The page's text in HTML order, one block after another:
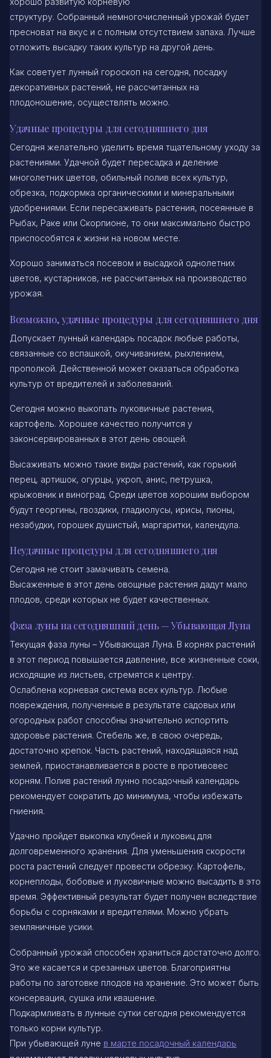
структуру. Собранный немногочисленный урожай будет
пресноват на вкус и с полным отсутствием запаха. Лучше
отложить высадку таких культур на другой день.
Как советует лунный гороскоп на сегодня, посадку
декоративных растений, не рассчитанных на
плодоношение, осуществлять можно.
Удачные процедуры для сегодняшнего дня
Сегодня желательно уделить время тщательному уходу за
растениями. Удачной будет пересадка и деление
многолетних цветов, обильный полив всех культур,
обрезка, подкормка органическими и минеральными
удобрениями. Если пересаживать растения, посеянные в
Рыбах, Раке или Скорпионе, то они максимально быстро
приспособятся к жизни на новом месте.
Хорошо заниматься посевом и высадкой однолетних
цветов, кустарников, не рассчитанных на производство
урожая.
Возможно, удачные процедуры для сегодняшнего дня
Допускает лунный календарь посадок любые работы,
связанные со вспашкой, окучиванием, рыхлением,
прополкой. Действенной может оказаться обработка
культур от вредителей и заболеваний.
Сегодня можно выкопать луковичные растения,
картофель. Хорошее качество получится у
законсервированных в этот день овощей.
Высаживать можно такие виды растений, как горький
перец, артишок, огурцы, укроп, анис, петрушка,
крыжовник и виноград. Среди цветов хорошим выбором
будут георгины, гвоздики, гладиолусы, ирисы, пионы,
незабудки, горошек душистый, маргаритки, календула.
Неудачные процедуры для сегодняшнего дня
Сегодня не стоит замачивать семена.
Высаженные в этот день овощные растения дадут мало
плодов, среди которых не будет качественных.
Фаза луны на сегодняшний день — Убывающая Луна
Текущая фаза луны – Убывающая Луна. В корнях растений
в этот период повышается давление, все жизненные соки,
исходящие из листьев, стремятся к центру.
Ослаблена корневая система всех культур. Любые
повреждения, полученные в результате садовых или
огородных работ способны значительно испортить
здоровье растения. Стебель же, в свою очередь,
достаточно крепок. Часть растений, находящаяся над
землей, приостанавливается в росте в противовес
корням. Полив растений лунно посадочный календарь
рекомендует сократить до минимума, чтобы избежать
гниения.
Удачно пройдет выкопка клубней и луковиц для
долговременного хранения. Для уменьшения скорости
роста растений следует провести обрезку. Картофель,
корнеплоды, бобовые и луковичные можно высадить в это
время. Эффективный результат будет получен вследствие
борьбы с сорняками и вредителями. Можно убрать
земляничные усики.
Собранный урожай способен храниться достаточно долго.
Это же касается и срезанных цветов. Благоприятны
работы по заготовке плодов на хранение. Это может быть
консервация, сушка или квашение.
Подкармливать в лунные сутки сегодня рекомендуется
только корни культур.
При убывающей луне в марте посадочный календарь